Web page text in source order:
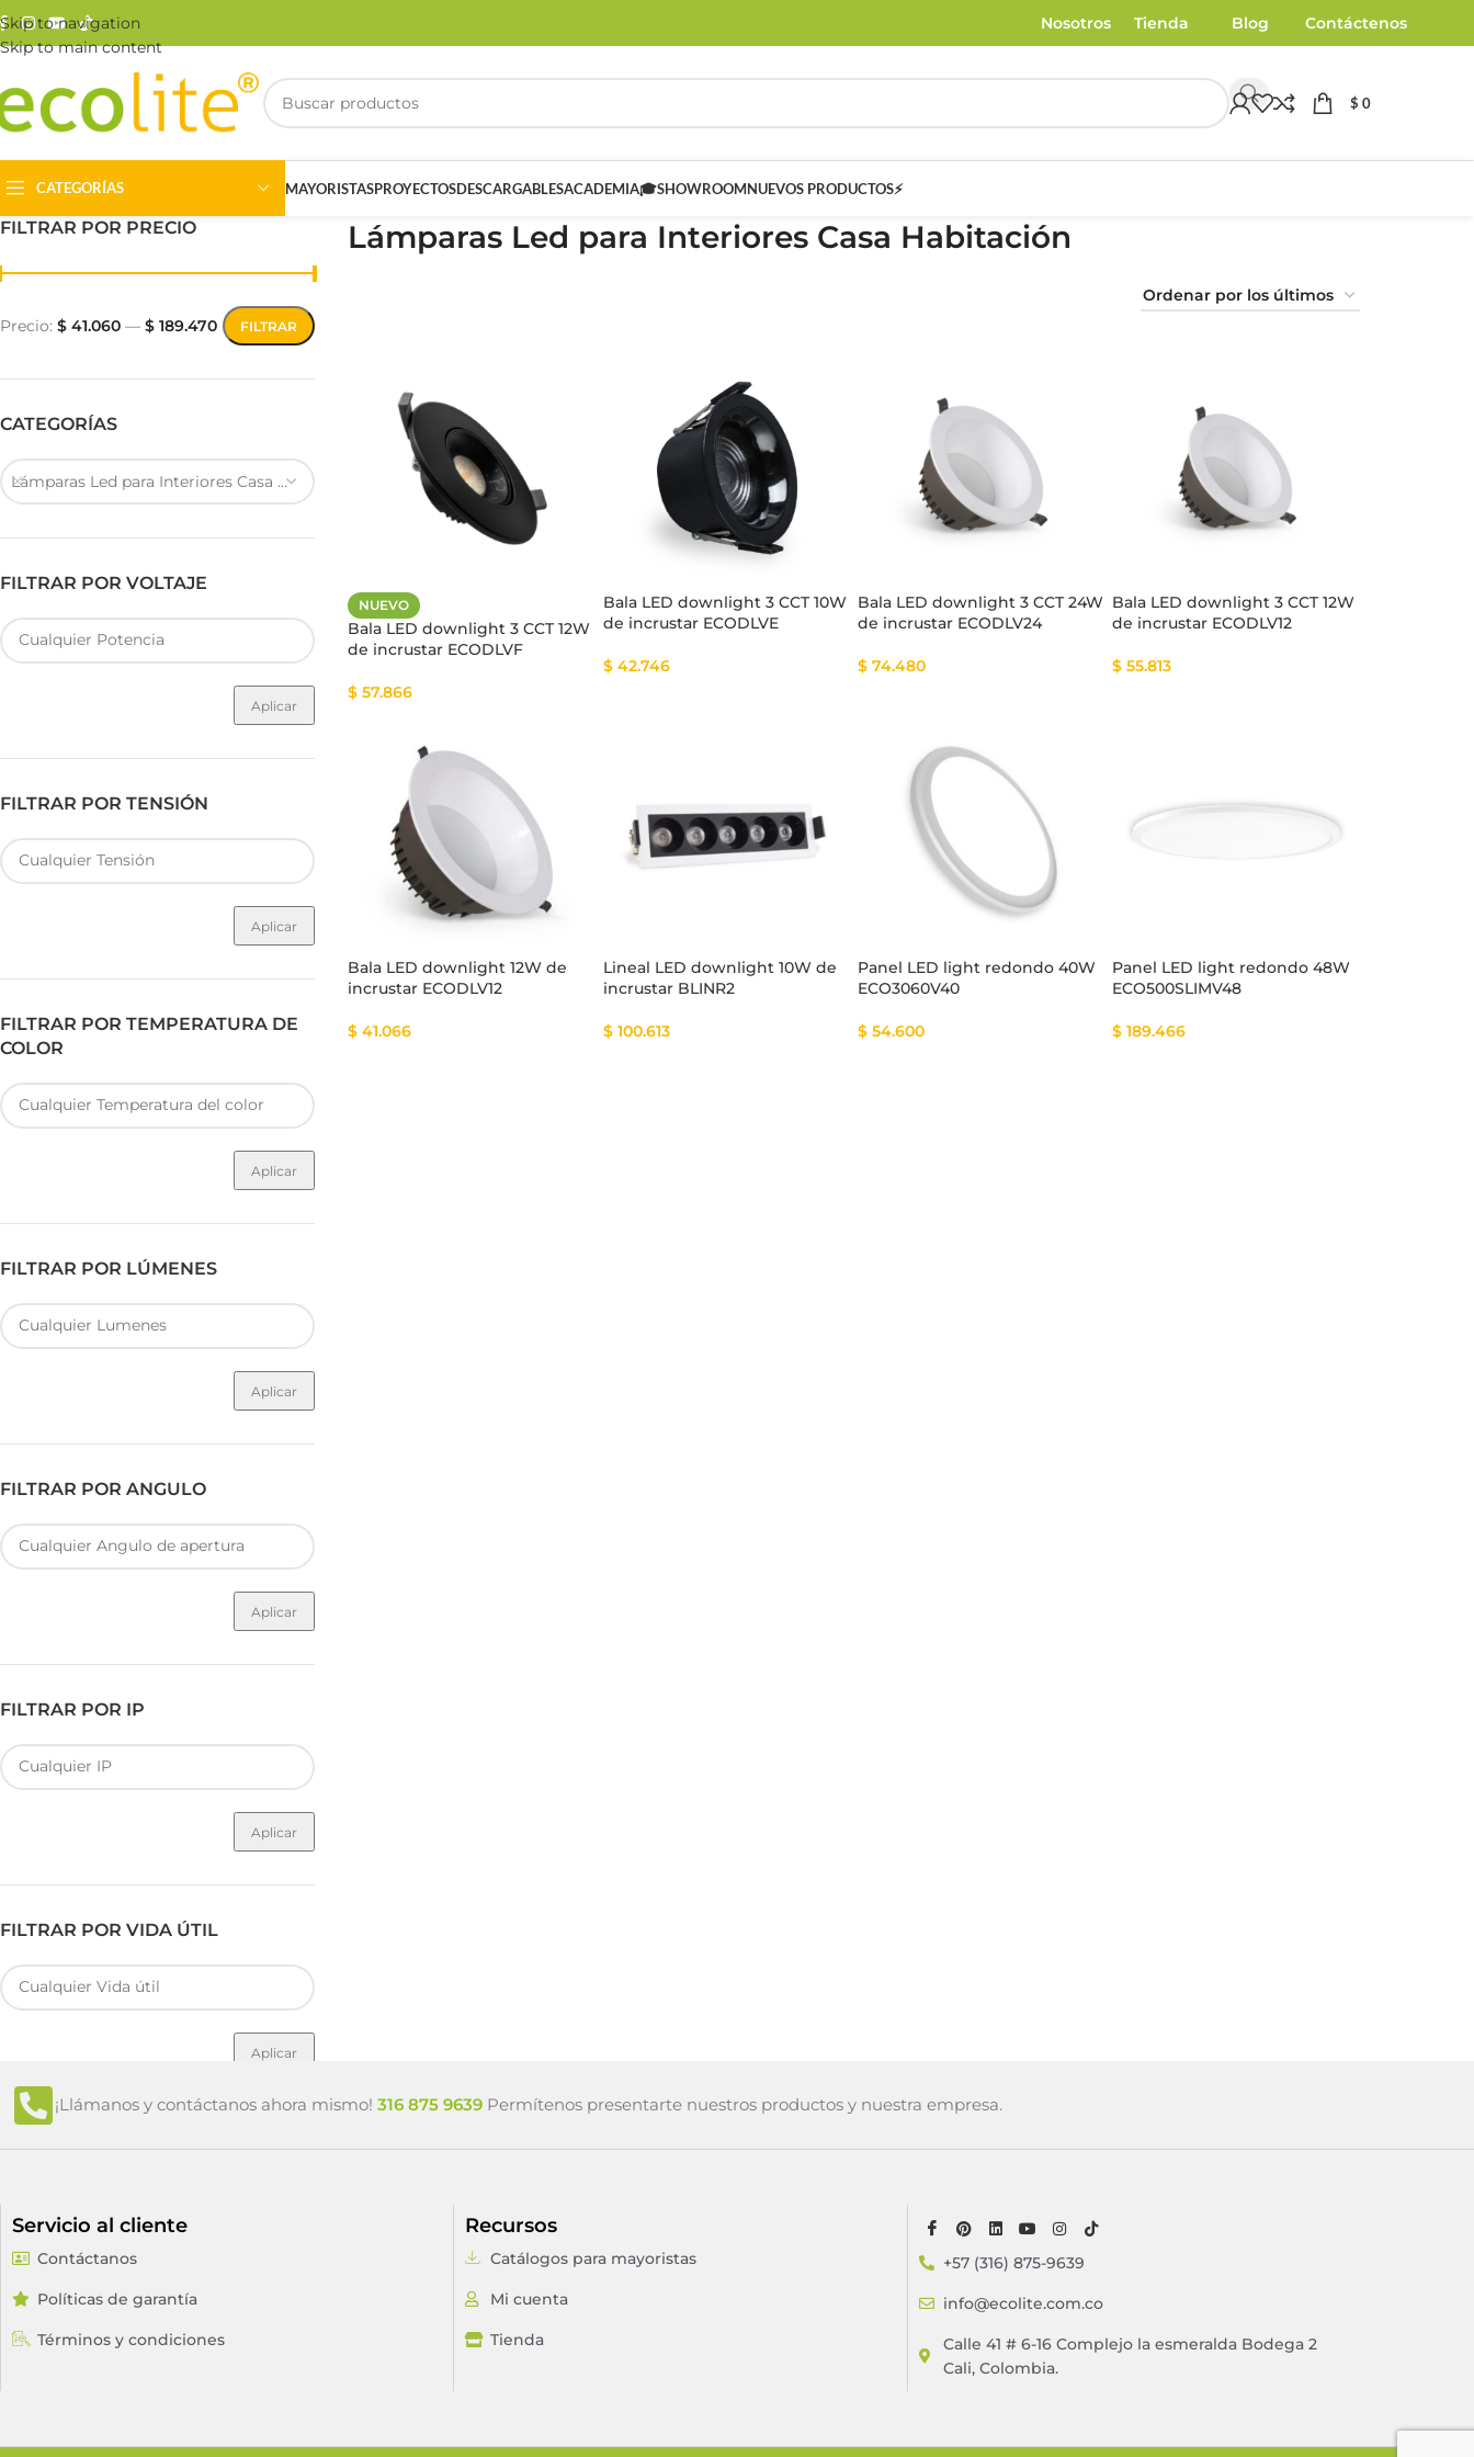
Skip to navigation
Skip to main content
Nosotros Tienda Blog Contáctenos
$ 0
CATEGORÍAS
Riel Magnético Track Light SMART Controladores Inteligentes SMART
Fuente de Poder SMART Luminarias Sistema Smart Cinta Multicolor
MAYORISTASPROYECTOSDESCARGABLESACADEMIA🎓SHOWROOMNUEVOS PRODUCTOS⚡
FILTRAR POR PRECIO
FILTRAR
Precio: $ 41.060 — $ 189.470
CATEGORÍAS
Lámparas Led para Interiores Casa Habitación
FILTRAR POR VOLTAJE
Aplicar
FILTRAR POR TENSIÓN
Aplicar
FILTRAR POR TEMPERATURA DE
COLOR
Aplicar
FILTRAR POR LÚMENES
Aplicar
FILTRAR POR ANGULO
Aplicar
FILTRAR POR IP
Aplicar
FILTRAR POR VIDA ÚTIL
Aplicar
Lámparas Led para Interiores Casa Habitación
NUEVO
Bala LED downlight 3 CCT 12W
de incrustar ECODLVF
$ 57.866
Bala LED downlight 3 CCT 10W
de incrustar ECODLVE
$42.746
Bala LED downlight 3 CCT 24W
de incrustar ECODLV24
$74.480
Bala LED downlight 3 CCT 12W
de incrustar ECODLV12
$55.813
Bala LED downlight 12W de
incrustar ECODLV12
$ 41.066
Lineal LED downlight 10W de
incrustar BLINR2
$100.613
Panel LED light redondo 40W
ECO3060V40
$54.600
Panel LED light redondo 48W
ECO500SLIMV48
$189.466
¡Llámanos y contáctanos ahora mismo! 316 875 9639 Permítenos presentarte nuestros productos y nuestra empresa.
Servicio al cliente
Contáctanos
Políticas de garantía
Términos y condiciones
Recursos
Catálogos para mayoristas
Mi cuenta
Tienda
+57 (316) 875-9639
info@ecolite.com.co
Calle 41 # 6-16 Complejo la esmeralda Bodega 2
Cali, Colombia.